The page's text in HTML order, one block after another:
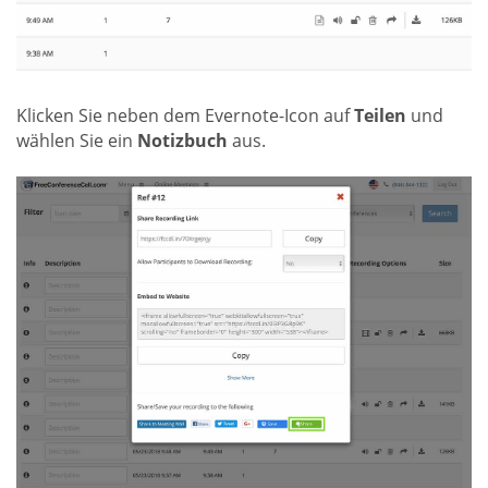
Klicken Sie neben dem Evernote-Icon aufTeilen und
wählen Sie ein Notizbuch aus.